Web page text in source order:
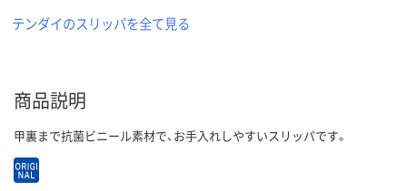
テンダイのスリッパを全て見る
商品説明
甲裏まで抗菌ビニール素材で、お手入れしやすいスリッパです。